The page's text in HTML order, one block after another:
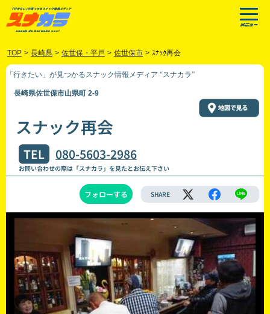
TOP > 長崎県 > 佐世保・平戸 > 佐世保市 > ｽﾅｯｸ再会
「行きたい」が見つかるスナック情報メディア “スナカラ”
長崎県佐世保市山県町 2-9
スナック再会
TEL 080-5603-2986
お問い合わせの際は「スナカラ」を見たとお伝え下さい
フォローする SHARE